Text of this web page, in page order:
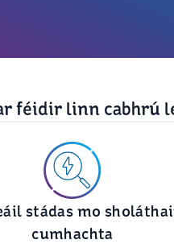
féidir linn cabhrú
stádas mo
cumhachta